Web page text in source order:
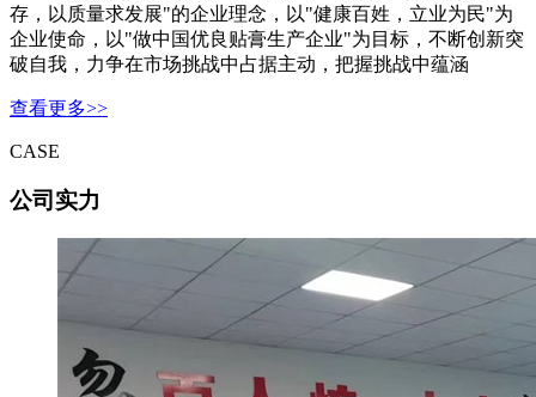
存，以质量求发展"的企业理念，以"健康百姓，立业为民"为
企业使命，以"做中国优良贴膏生产企业"为目标，不断创新突
破自我，力争在市场挑战中占据主动，把握挑战中蕴涵
查看更多>>
CASE
公司实力